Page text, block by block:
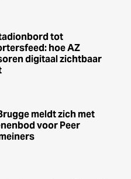
tot
hoe AZ
digitaal zichtbaar
meldt zich met
voor Peer